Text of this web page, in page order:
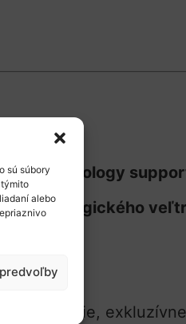
sú súbory
alebo
– Technology
technologického
štúdie,